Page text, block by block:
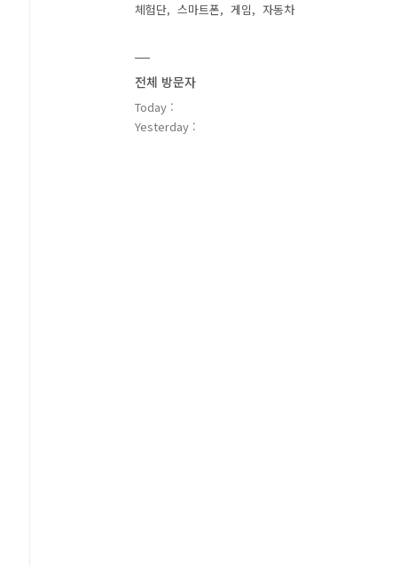
체험단
스마트폰 게임 자동차
전체 방문자
Today :
Yesterday :